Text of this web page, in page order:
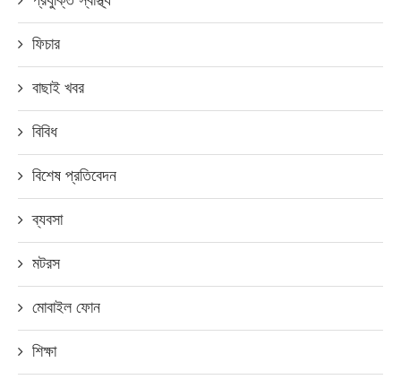
ফিচার
বাছাই খবর
বিবিধ
বিশেষ প্রতিবেদন
ব্যবসা
মটরস
মোবাইল ফোন
শিক্ষা